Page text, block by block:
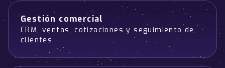
Gestión comercial
CRM, ventas, cotizaciones y seguimiento de
clientes